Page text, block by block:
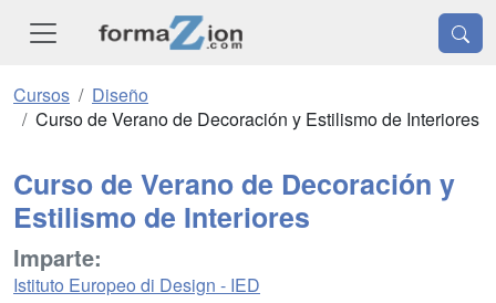
Cursos
Diseño
Curso de Verano de Decoración y Estilismo de Interiores
Curso de Verano de Decoración y
Estilismo de Interiores
Imparte:
Istituto Europeo di Design - IED